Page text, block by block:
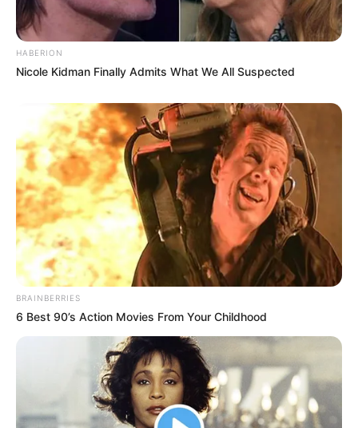
HABERION
Nicole Kidman Finally Admits What We All Suspected
BRAINBERRIES
6 Best 90’s Action Movies From Your Childhood